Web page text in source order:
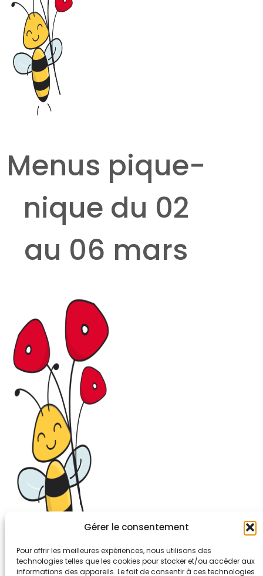
Gérer le consentement
Pour offrir les meilleures expériences, nous utilisons des
technologies telles que les cookies pour stocker et/ou accéder aux
informations des appareils. Le fait de consentir à ces technologies
Menus pique-
nique du 02
au 06 mars